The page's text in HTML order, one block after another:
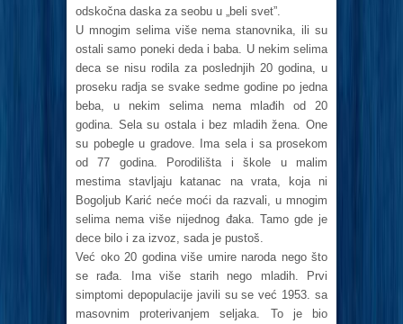
odskočna daska za seobu u „beli svet”.
U mnogim selima više nema stanovnika, ili su
ostali samo poneki deda i baba. U nekim selima
deca se nisu rodila za poslednjih 20 godina, u
proseku radja se svake sedme godine po jedna
beba, u nekim selima nema mlađih od 20
godina. Sela su ostala i bez mladih žena. One
su pobegle u gradove. Ima sela i sa prosekom
od 77 godina. Porodilišta i škole u malim
mestima stavljaju katanac na vrata, koja ni
Bogoljub Karić neće moći da razvali, u mnogim
selima nema više nijednog đaka. Tamo gde je
dece bilo i za izvoz, sada je pustoš.
Već oko 20 godina više umire naroda nego što
se rađa. Ima više starih nego mladih. Prvi
simptomi depopulacije javili su se već 1953. sa
masovnim proterivanjem seljaka. To je bio